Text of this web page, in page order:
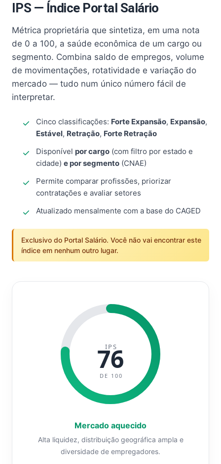
IPS — Índice Portal Salário
Métrica proprietária que sintetiza, em uma nota
de 0 a 100, a saúde econômica de um cargo ou
segmento. Combina saldo de empregos, volume
de movimentações, rotatividade e variação do
mercado — tudo num único número fácil de
interpretar.
Cinco classificações: Forte Expansão, Expansão,
Estável, Retração, Forte Retração
Disponível por cargo (com filtro por estado e
cidade) e por segmento (CNAE)
Permite comparar profissões, priorizar
contratações e avaliar setores
Atualizado mensalmente com a base do CAGED
Exclusivo do Portal Salário. Você não vai encontrar este
índice em nenhum outro lugar.
IPS
76
DE 100
Mercado aquecido
Alta liquidez, distribuição geográfica ampla e
diversidade de empregadores.